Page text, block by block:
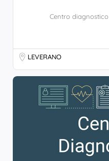
Centro diagnostico
LEVERANO